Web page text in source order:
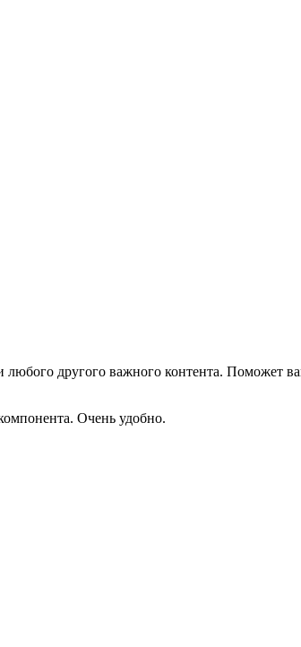
другого важного контента. Поможет
Очень удобно.